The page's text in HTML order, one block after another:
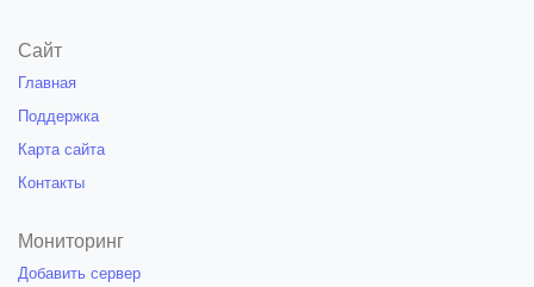
Сайт
Главная
Поддержка
Карта сайта
Контакты
Мониторинг
Добавить сервер